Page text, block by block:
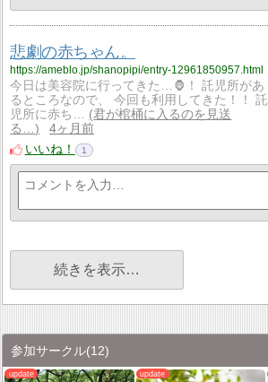
悲劇の赤ちゃん。
https://ameblo.jp/shanopipi/entry-12961850957.html
今日は美容院に行ってきた…🦍！ 託児所があ
るところなので、 今回も利用してきた！！ 託
児所に赤ち…
君が棺桶に入るのを見送
る…
4ヶ月前
いいね！
1
続きを表示…
参加サークル(12)